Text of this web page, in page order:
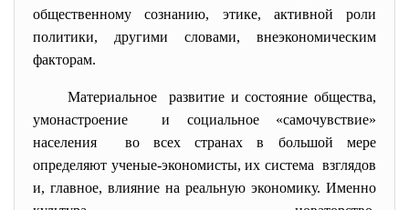
общественному сознанию, этике, активной роли
политики, другими словами, внеэкономическим
факторам.
Материальное развитие и состояние общества,
умонастроение и социальное «самочувствие»
населения во всех странах в большой мере
определяют ученые-экономисты, их система взглядов
и, главное, влияние на реальную экономику. Именно